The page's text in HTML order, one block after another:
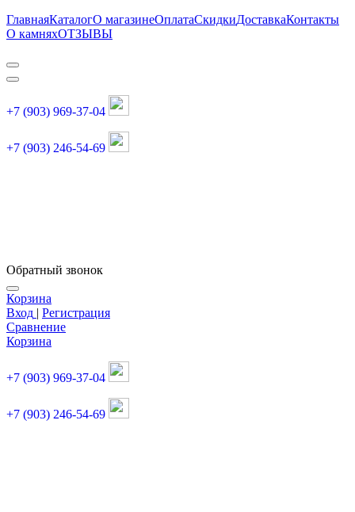
ГлавнаяКаталогО магазинеОплатаСкидкиДоставкаКонтакты
О камняхОТЗЫВЫ
+7 (903) 969-37-04
+7 (903) 246-54-69
Обратный звонок
Корзина
Вход | Регистрация
Сравнение
Корзина
+7 (903) 969-37-04
+7 (903) 246-54-69